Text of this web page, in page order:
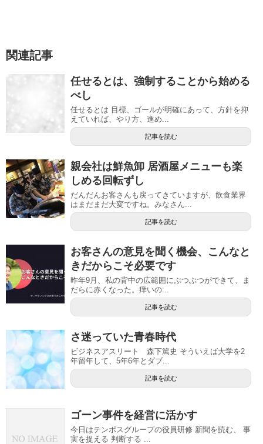
関連記事
任せるとは、強制することから始める
べし
任せるとは 目標、ゴールが明確にあって、方針を抑
えていれば、やり方、進め...
記事を読む
親会社は鮮魚卸 居酒屋メニューも楽
しめる回転ずし
だんだんお客さんも戻ってきていますが、飲食業界
はまだまだ大変ですね。みなさん...
記事を読む
お客さんの意見を聞く機会、こんなと
きだからこそ必要です
昨年9月、私の背中の広範囲にぶつぶつができて、ま
だらに赤くなった。痒いの...
記事を読む
さ迷っていた青春時代
ビジネスアスリート 森下篤史 そういえば大学を2
年留年して、5年6年とダブ...
記事を読む
ゴーン事件を経営に活かす
今日はテンポスグループの役員研修 新聞を読む、 事
実を捉える 判断する ...